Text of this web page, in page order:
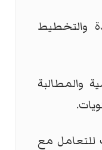
والتخطيط
والمطالبة
مع